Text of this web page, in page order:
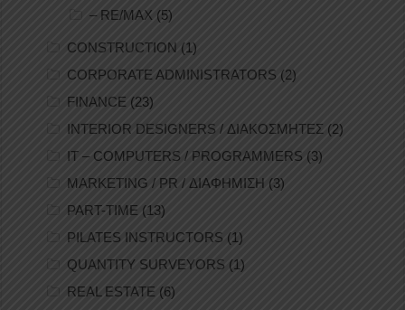
– RE/MAX (5)
CONSTRUCTION (1)
CORPORATE ADMINISTRATORS (2)
FINANCE (23)
INTERIOR DESIGNERS / ΔΙΑΚΟΣΜΗΤΕΣ (2)
IT – COMPUTERS / PROGRAMMERS (3)
MARKETING / PR / ΔΙΑΦΗΜΙΣΗ (3)
PART-TIME (13)
PILATES INSTRUCTORS (1)
QUANTITY SURVEYORS (1)
REAL ESTATE (6)